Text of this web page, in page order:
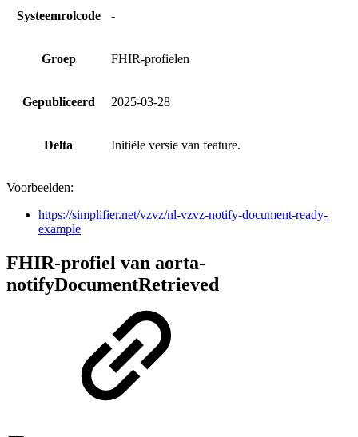
Systeemrolcode -
Groep FHIR-profielen
Gepubliceerd 2025-03-28
Delta Initiële versie van feature.
Voorbeelden:
https://simplifier.net/vzvz/nl-vzvz-notify-document-ready-
example
FHIR-profiel van aorta-
notifyDocumentRetrieved